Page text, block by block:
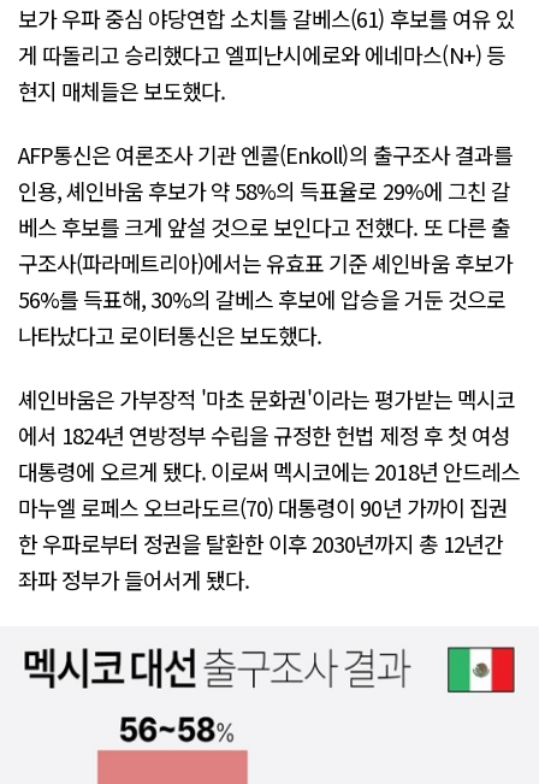
보가 우파 중심 야당연합 소치틀 갈베스(61) 후보를 여유 있
게 따돌리고 승리했다고 엘피난시에로와 에네마스(N+) 등
현지 매체들은 보도했다.
AFP통신은 여론조사 기관 엔콜(Enkoll)의 출구조사 결과를
인용, 셰인바움 후보가 약 58%의 득표율로 29%에 그친 갈
베스 후보를 크게 앞설 것으로 보인다고 전했다. 또 다른 출
구조사(파라메트리아)에서는 유효표 기준 셰인바움 후보가
56%를 득표해, 30%의 갈베스 후보에 압승을 거둔 것으로
나타났다고 로이터통신은 보도했다.
셰인바움은 가부장적 '마초 문화권'이라는 평가받는 멕시코
에서 1824년 연방정부 수립을 규정한 헌법 제정 후 첫 여성
대통령에 오르게 됐다. 이로써 멕시코에는 2018년 안드레스
마누엘 로페스 오브라도르(70) 대통령이 90년 가까이 집권
한 우파로부터 정권을 탈환한 이후 2030년까지 총 12년간
좌파 정부가 들어서게 됐다.